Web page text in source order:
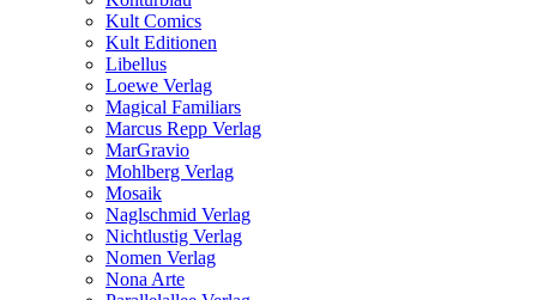
Kult Comics
Kult Editionen
Libellus
Loewe Verlag
Magical Familiars
Marcus Repp Verlag
MarGravio
Mohlberg Verlag
Mosaik
Naglschmid Verlag
Nichtlustig Verlag
Nomen Verlag
Nona Arte